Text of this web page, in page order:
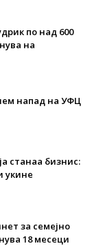
по над 600
на
напад на УФЦ
станаа бизнис:
укине
за семејно
18 месеци